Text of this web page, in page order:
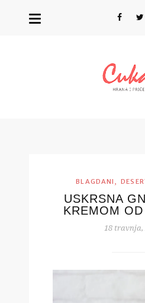
BLAGDANI ,
USKRSNA
KREMOM
18 travnja,